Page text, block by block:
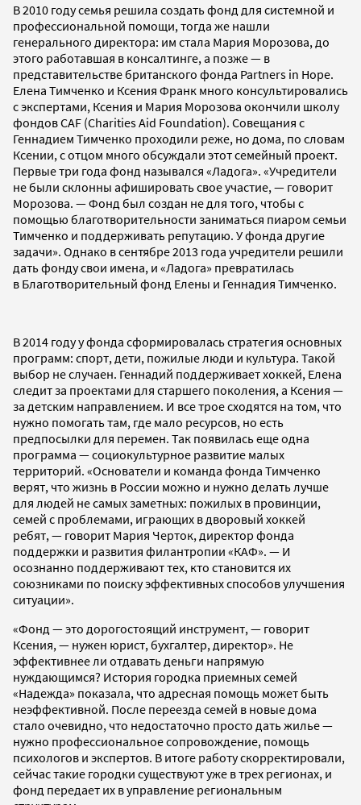
В 2010 году семья решила создать фонд для системной и
профессиональной помощи, тогда же нашли
генерального директора: им стала Мария Морозова, до
этого работавшая в консалтинге, а позже — в
представительстве британского фонда Partners in Hope.
Елена Тимченко и Ксения Франк много консультировались
с экспертами, Ксения и Мария Морозова окончили школу
фондов CAF (Charities Aid Foundation). Совещания с
Геннадием Тимченко проходили реже, но дома, по словам
Ксении, с отцом много обсуждали этот семейный проект.
Первые три года фонд назывался «Ладога». «Учредители
не были склонны афишировать свое участие, — говорит
Морозова. — Фонд был создан не для того, чтобы с
помощью благотворительности заниматься пиаром семьи
Тимченко и поддерживать репутацию. У фонда другие
задачи». Однако в сентябре 2013 года учредители решили
дать фонду свои имена, и «Ладога» превратилась
в Благотворительный фонд Елены и Геннадия Тимченко.
В 2014 году у фонда сформировалась стратегия основных
программ: спорт, дети, пожилые люди и культура. Такой
выбор не случаен. Геннадий поддерживает хоккей, Елена
следит за проектами для старшего поколения, а Ксения —
за детским направлением. И все трое сходятся на том, что
нужно помогать там, где мало ресурсов, но есть
предпосылки для перемен. Так появилась еще одна
программа — социокультурное развитие малых
территорий. «Основатели и команда фонда Тимченко
верят, что жизнь в России можно и нужно делать лучше
для людей не самых заметных: пожилых в провинции,
семей с проблемами, играющих в дворовый хоккей
ребят, — говорит Мария Черток, директор фонда
поддержки и развития филантропии «КАФ». — И
осознанно поддерживают тех, кто становится их
союзниками по поиску эффективных способов улучшения
ситуации».
«Фонд — это дорогостоящий инструмент, — говорит
Ксения, — нужен юрист, бухгалтер, директор». Не
эффективнее ли отдавать деньги напрямую
нуждающимся? История городка приемных семей
«Надежда» показала, что адресная помощь может быть
неэффективной. После переезда семей в новые дома
стало очевидно, что недостаточно просто дать жилье —
нужно профессиональное сопровождение, помощь
психологов и экспертов. В итоге работу скорректировали,
сейчас такие городки существуют уже в трех регионах, и
фонд передает их в управление региональным